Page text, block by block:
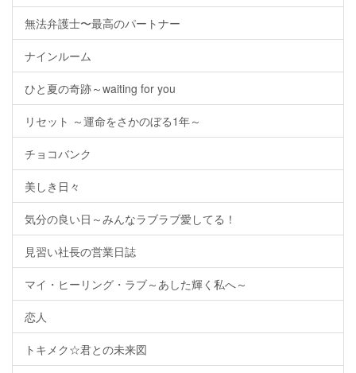
無法弁護士〜最高のパートナー
ナインルーム
ひと夏の奇跡～waiting for you
リセット ～運命をさかのぼる1年～
チョコバンク
美しき日々
気分の良い日～みんなラブラブ愛してる！
見習い社長の営業日誌
マイ・ヒーリング・ラブ～あした輝く私へ～
恋人
トキメク☆君との未来図